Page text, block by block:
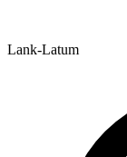
Lank-Latum